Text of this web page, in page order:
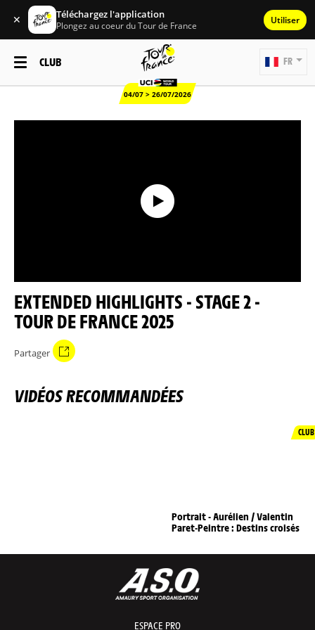
✕ Téléchargez l'application
Plongez au coeur du Tour de France Utiliser
CLUB
04/07 > 26/07/2026
FR
EXTENDED HIGHLIGHTS - STAGE 2 -
TOUR DE FRANCE 2025
Partager
VIDÉOS RECOMMANDÉES
CLUB
Portrait - Aurélien / Valentin
Paret-Peintre : Destins croisés
ESPACE PRO